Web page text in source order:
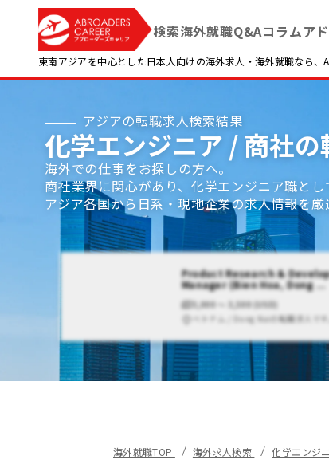
検索海外就職Q&Aコラムア
東南アジアを中心とした日本人向けの海外求人・海外就職なら、
アジアの転職求人検索結果
化学エンジニア / 商社
海外での仕事をお探しの方へ。
商社業界に関心があり、化学エンジニア職と
アジア各国から日系・現地企業の求人情報を
Product Research &
Manager (Bien Hoa, Dong ...
3,000 〜 3,500 (USD)
ベトナム / Dong Naiの転職求人です
海外就職TOP 海外求人検索 化学エンジ